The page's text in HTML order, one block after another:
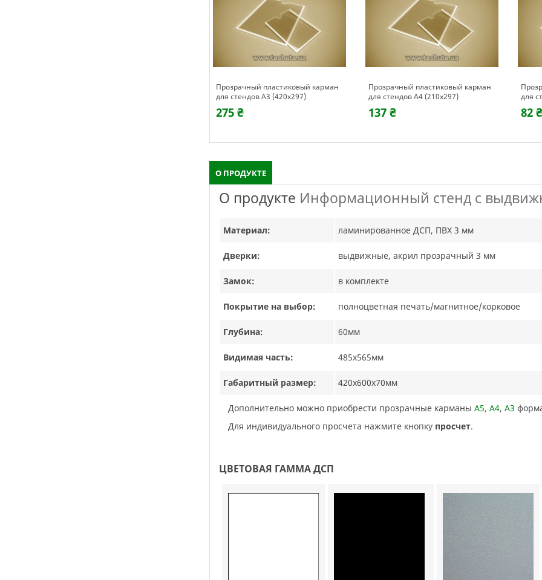
Прозрачный пластиковый карман
для стендов А3 (420х297)
275 ₴
Прозрачный пластиковый карман
для стендов А4 (210х297)
137 ₴
для
82 ₴
О ПРОДУКТЕ
О продукте Информационный стенд с
Материал: ламинированное ДСП, ПВХ 3 мм
Дверки: выдвижные, акрил прозрачный 3 мм
Замок: в комплекте
Покрытие на выбор: полноцветная печать/магнитное/корковое
Глубина: 60мм
Видимая часть: 485х565мм
Габаритный размер: 420х600х70мм
Дополнительно можно приобрести прозрачные карманы А5, А4, А3
Для индивидуального просчета нажмите кнопку просчет.
ЦВЕТОВАЯ ГАММА ДСП